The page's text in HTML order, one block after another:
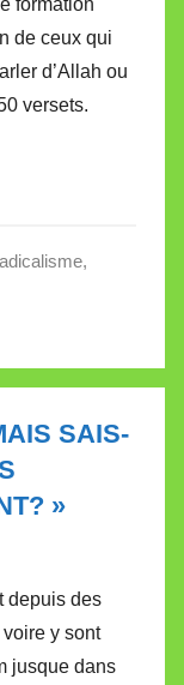
de ceux qui
d’Allah ou
versets.
,
SAIS-
»
depuis des
y sont
jusque dans